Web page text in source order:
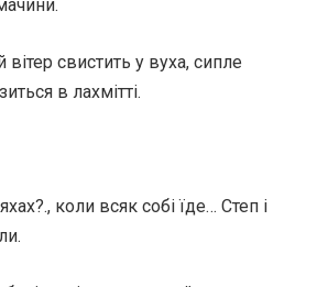
свистить у вуха, сипле
в лахмітті.
коли всяк собі їде… Степ і